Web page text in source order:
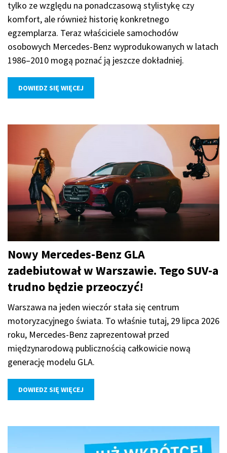
tylko ze względu na ponadczasową stylistykę czy
komfort, ale również historię konkretnego
egzemplarza. Teraz właściciele samochodów
osobowych Mercedes-Benz wyprodukowanych w latach
1986–2010 mogą poznać ją jeszcze dokładniej.
DOWIEDZ SIĘ WIĘCEJ
Nowy Mercedes-Benz GLA
zadebiutował w Warszawie. Tego SUV-a
trudno będzie przeoczyć!
Warszawa na jeden wieczór stała się centrum
motoryzacyjnego świata. To właśnie tutaj, 29 lipca 2026
roku, Mercedes-Benz zaprezentował przed
międzynarodową publicznością całkowicie nową
generację modelu GLA.
DOWIEDZ SIĘ WIĘCEJ